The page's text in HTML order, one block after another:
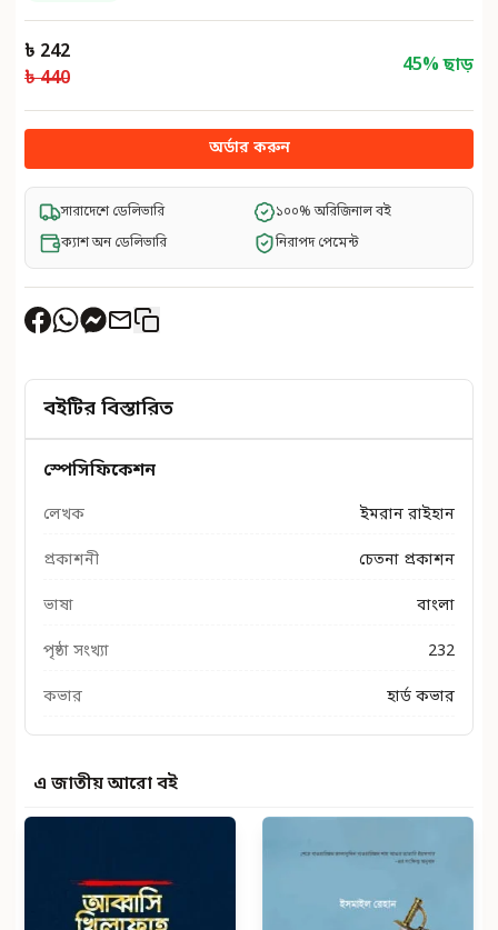
৳ 242
৳ 440
45% ছাড়
অর্ডার করুন
সারাদেশে ডেলিভারি
১০০% অরিজিনাল বই
ক্যাশ অন ডেলিভারি
নিরাপদ পেমেন্ট
বইটির বিস্তারিত
স্পেসিফিকেশন
লেখক ইমরান রাইহান
প্রকাশনী চেতনা প্রকাশন
ভাষা বাংলা
পৃষ্ঠা সংখ্যা 232
কভার হার্ড কভার
এ জাতীয় আরো বই